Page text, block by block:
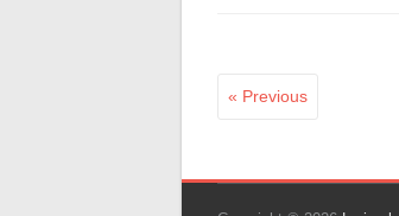
« Previous